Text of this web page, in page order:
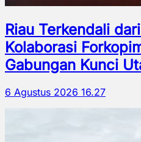
Riau Terkendali
Kolaborasi
Gabungan Kunci
6 Agustus 2026 16.27